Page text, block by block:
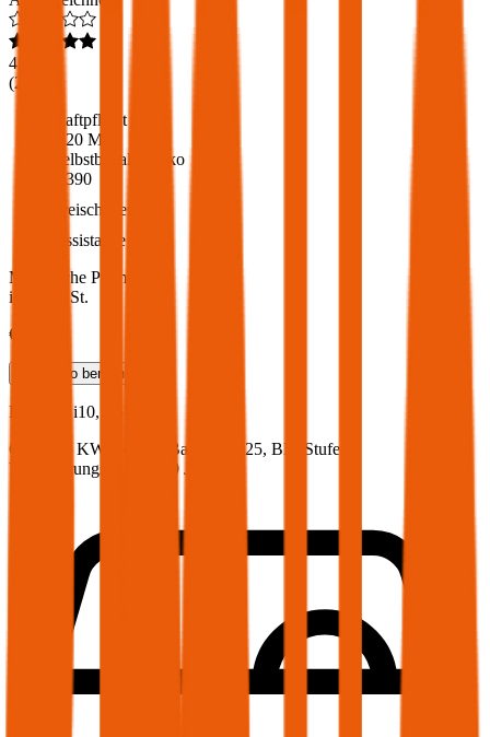
4,6
(216
Haftpflicht
€ 20 Mio.
Selbstbehalt Kasko
€ 390
Freischaden
Assistance
Monatliche Prämie
inkl. mVSt.
€ 46,53
Teilkasko berechnen
Hyundai
i10, Vollkasko
63 PS/46 KW, benzin, Baujahr 2025, BM-Stufe
Versicherungsnehmer 30 Jahre